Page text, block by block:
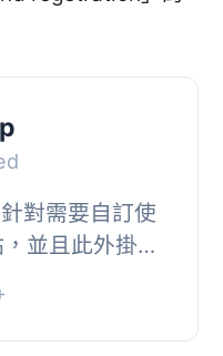
對需要自訂使
並且此外掛提
:, , 易於客製化